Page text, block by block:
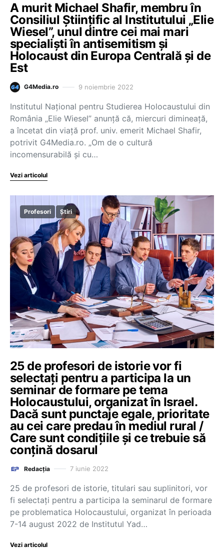
A murit Michael Shafir, membru în
Consiliul Științific al Institutului „Elie
Wiesel”, unul dintre cei mai mari
specialiști în antisemitism și
Holocaust din Europa Centrală și de
Est
G4Media.ro 9 noiembrie 2022
Institutul Național pentru Studierea Holocaustului din
România „Elie Wiesel” anunță că, miercuri dimineață,
a încetat din viață prof. univ. emerit Michael Shafir,
potrivit G4Media.ro. „Om de o cultură
incomensurabilă și cu…
Vezi articolul
Profesori Știri
25 de profesori de istorie vor fi
selectați pentru a participa la un
seminar de formare pe tema
Holocaustului, organizat în Israel.
Dacă sunt punctaje egale, prioritate
au cei care predau în mediul rural /
Care sunt condițiile și ce trebuie să
conțină dosarul
Redacția 7 iunie 2022
25 de profesori de istorie, titulari sau suplinitori, vor
fi selectați pentru a participa la seminarul de formare
pe problematica Holocaustului, organizat în perioada
7-14 august 2022 de Institutul Yad…
Vezi articolul